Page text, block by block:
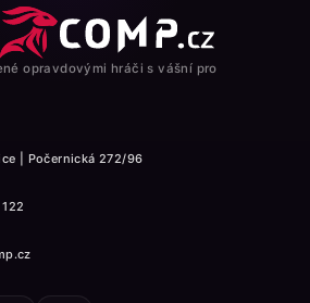
opravdovými hráči s vášní pro
| Počernická 272/96